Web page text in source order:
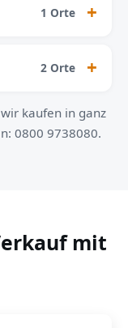
1 Orte
2 Orte
kaufen in ganz
0800 9738080.
mit